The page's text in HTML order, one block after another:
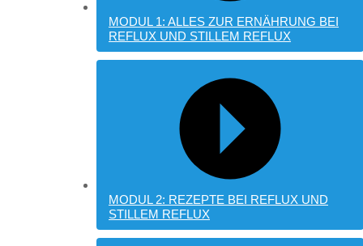
MODUL 1: ALLES ZUR ERNÄHRUNG BEI
REFLUX UND STILLEM REFLUX
MODUL 2: REZEPTE BEI REFLUX UND
STILLEM REFLUX